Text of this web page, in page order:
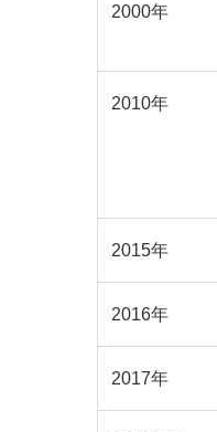
2000年
2010年
2015年
2016年
2017年